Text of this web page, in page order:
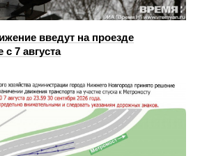
введут на проезде
7 августа